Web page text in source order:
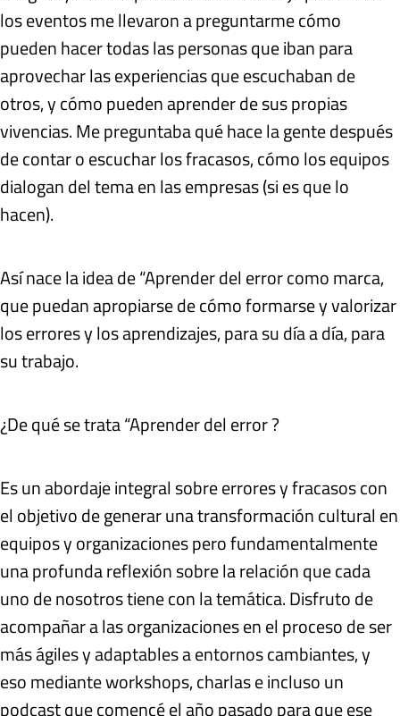
los eventos me llevaron a preguntarme cómo
pueden hacer todas las personas que iban para
aprovechar las experiencias que escuchaban de
otros, y cómo pueden aprender de sus propias
vivencias. Me preguntaba qué hace la gente después
de contar o escuchar los fracasos, cómo los equipos
dialogan del tema en las empresas (si es que lo
hacen).
Así nace la idea de “Aprender del error como marca,
que puedan apropiarse de cómo formarse y valorizar
los errores y los aprendizajes, para su día a día, para
su trabajo.
¿De qué se trata “Aprender del error ?
Es un abordaje integral sobre errores y fracasos con
el objetivo de generar una transformación cultural en
equipos y organizaciones pero fundamentalmente
una profunda reflexión sobre la relación que cada
uno de nosotros tiene con la temática. Disfruto de
acompañar a las organizaciones en el proceso de ser
más ágiles y adaptables a entornos cambiantes, y
eso mediante workshops, charlas e incluso un
podcast que comencé el año pasado para que ese